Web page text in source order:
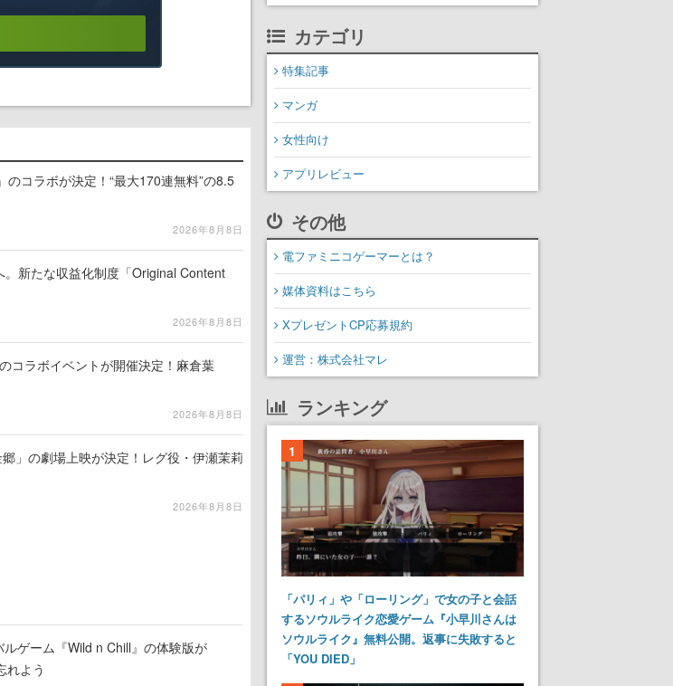
のコラボが決定！“最大170連無料”の8.5
2026年8月8日
新たな収益化制度「Original Content
2026年8月8日
コラボイベントが開催決定！麻倉葉
2026年8月8日
」の劇場上映が決定！レグ役・伊瀬茉莉
2026年8月8日
ゲーム『Wild n Chill』の体験版が
れよう
カテゴリ
特集記事
マンガ
女性向け
アプリレビュー
その他
電ファミニコゲーマーとは？
媒体資料はこちら
XプレゼントCP応募規約
運営：株式会社マレ
ランキング
1
「パリィ」や「ローリング」で女の子と会話
するソウルライク恋愛ゲーム『小早川さんは
ソウルライク』無料公開。返事に失敗すると
「YOU DIED」